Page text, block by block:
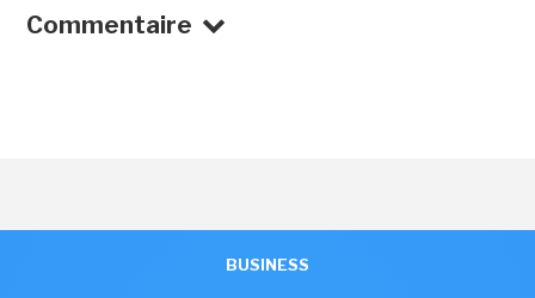
Commentaire
BUSINESS